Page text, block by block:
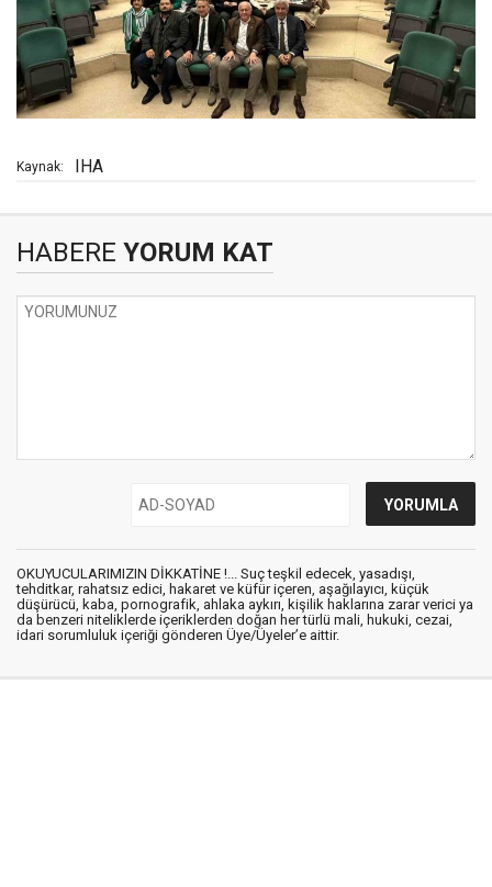
Kaynak: IHA
HABERE YORUM KAT
OKUYUCULARIMIZIN DİKKATİNE !... Suç teşkil edecek, yasadışı,
tehditkar, rahatsız edici, hakaret ve küfür içeren, aşağılayıcı, küçük
düşürücü, kaba, pornografik, ahlaka aykırı, kişilik haklarına zarar verici ya
da benzeri niteliklerde içeriklerden doğan her türlü mali, hukuki, cezai,
idari sorumluluk içeriği gönderen Üye/Üyeler’e aittir.